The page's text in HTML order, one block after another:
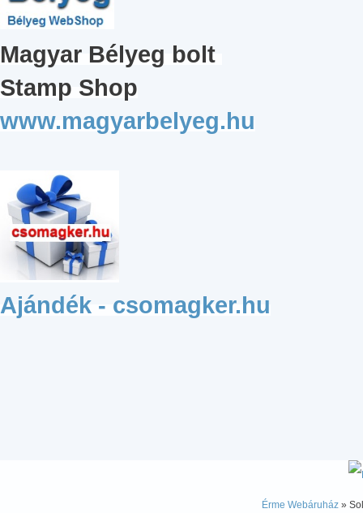
Magyar Bélyeg bolt
Stamp Shop
www.magyarbelyeg.hu
Ajándék - csomagker.hu
Érme Webáruház »